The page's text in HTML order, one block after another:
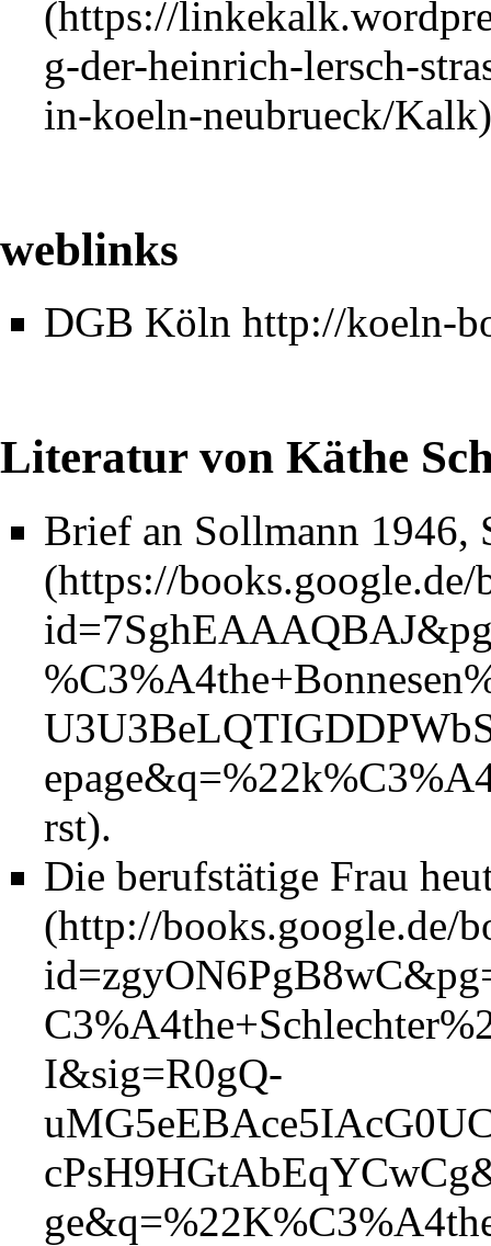
weblinks
DGB Köln http://koeln-
Literatur von Käthe
Brief an Sollmann 1946,
.
Die berufstätige Frau